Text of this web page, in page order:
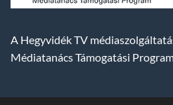
A Hegyvidék TV
Médiatanács Támogatási